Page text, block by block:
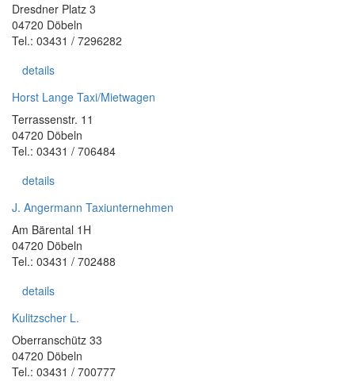
Dresdner Platz 3
04720 Döbeln
Tel.: 03431 / 7296282
details
Horst Lange Taxi/Mietwagen
Terrassenstr. 11
04720 Döbeln
Tel.: 03431 / 706484
details
J. Angermann Taxiunternehmen
Am Bärental 1H
04720 Döbeln
Tel.: 03431 / 702488
details
Kulitzscher L.
Oberranschütz 33
04720 Döbeln
Tel.: 03431 / 700777